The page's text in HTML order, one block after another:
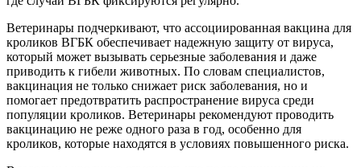
Ветеринары подчеркивают, что ассоциированная вакцина для
кроликов ВГБК обеспечивает надежную защиту от вируса,
который может вызывать серьезные заболевания и даже
приводить к гибели животных. По словам специалистов,
вакцинация не только снижает риск заболевания, но и
помогает предотвратить распространение вируса среди
популяции кроликов. Ветеринары рекомендуют проводить
вакцинацию не реже одного раза в год, особенно для
кроликов, которые находятся в условиях повышенного риска.